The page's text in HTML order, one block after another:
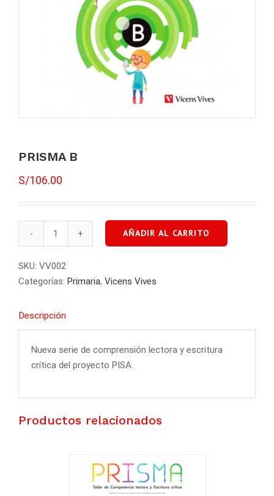
PRISMA B
S/106.00
PRISMA
cantidad
AÑADIR AL CARRITO
SKU: VV002
Categorías: Primaria, Vicens Vives
Descripción
Nueva serie de comprensión lectora y escritura
crítica del proyecto PISA.
Productos relacionados